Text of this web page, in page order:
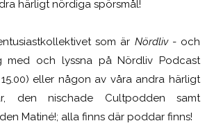
härligt nördiga spörsmål!
som är Nördliv- och
med och lyssna på Nördliv Podcast
eller någon av våra andra härligt
den nischade Cultpodden samt
Matiné!; alla finns där poddar finns!